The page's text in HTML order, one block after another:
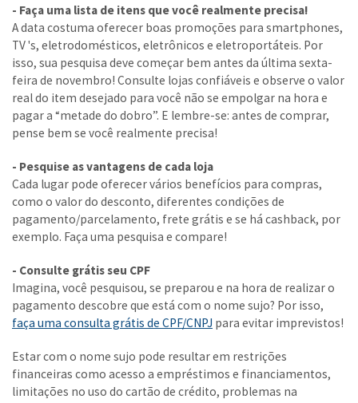
- Faça uma lista de itens que você realmente precisa!
A data costuma oferecer boas promoções para smartphones,
TV 's, eletrodomésticos, eletrônicos e eletroportáteis. Por
isso, sua pesquisa deve começar bem antes da última sexta-
feira de novembro! Consulte lojas confiáveis e observe o valor
real do item desejado para você não se empolgar na hora e
pagar a “metade do dobro”. E lembre-se: antes de comprar,
pense bem se você realmente precisa!
- Pesquise as vantagens de cada loja
Cada lugar pode oferecer vários benefícios para compras,
como o valor do desconto, diferentes condições de
pagamento/parcelamento, frete grátis e se há cashback, por
exemplo. Faça uma pesquisa e compare!
- Consulte grátis seu CPF
Imagina, você pesquisou, se preparou e na hora de realizar o
pagamento descobre que está com o nome sujo? Por isso,
faça uma consulta grátis de CPF/CNPJ para evitar imprevistos!
Estar com o nome sujo pode resultar em restrições
financeiras como acesso a empréstimos e financiamentos,
limitações no uso do cartão de crédito, problemas na